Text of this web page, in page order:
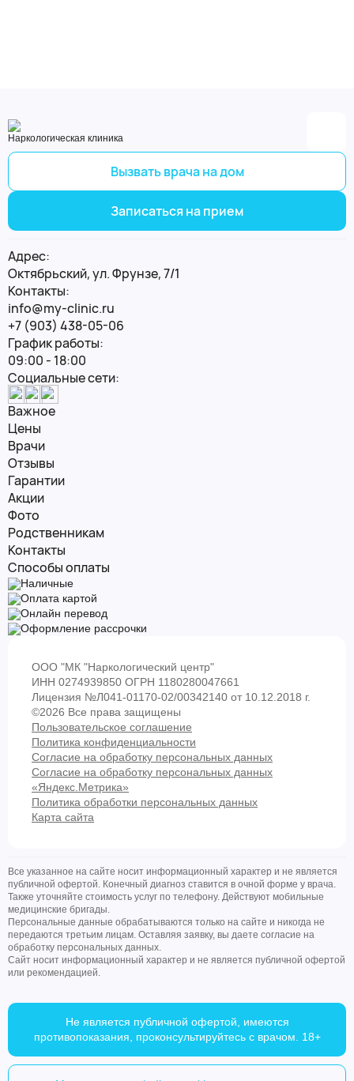
Наркологическая клиника
Вызвать врача на дом
Записаться на прием
ООО "МК "Наркологический центр"
ИНН 0274939850 ОГРН 1180280047661
Лицензия №Л041-01170-02/00342140 от 10.12.2018 г.
©2026 Все права защищены
Пользовательское соглашение
Политика конфиденциальности
Согласие на обработку персональных данных
Согласие на обработку персональных данных
«Яндекс.Метрика»
Политика обработки персональных данных
Карта сайта
Важное
Цены
Врачи
Отзывы
Гарантии
Акции
Фото
Родственникам
Контакты
Способы оплаты
Наличные
Оплата картой
Онлайн перевод
Оформление рассрочки
Адрес:
Октябрьский, ул. Фрунзе, 7/1
Контакты:
info@my-clinic.ru
+7 (903) 438-05-06
График работы:
09:00 - 18:00
Социальные сети:
Все указанное на сайте носит информационный характер и не является
публичной офертой. Конечный диагноз ставится в очной форме у врача.
Также уточняйте стоимость услуг по телефону. Действуют мобильные
медицинские бригады.
Персональные данные обрабатываются только на сайте и никогда не
передаются третьим лицам. Оставляя заявку, вы даете согласие на
обработку персональных данных.
Сайт носит информационный характер и не является публичной офертой
или рекомендацией.
Не является публичной офертой, имеются
противопоказания, проконсультируйтесь с врачом. 18+